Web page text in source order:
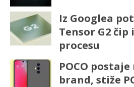
Iz Googlea
Tensor G2
procesu
POCO
brand, stiže